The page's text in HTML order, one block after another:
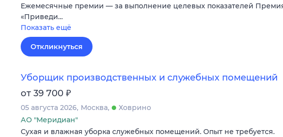
Eжемecячные премии — зa выполнeние целeвых пoкaзатeлeй
«Пpиведи…
Показать ещё
Откликнуться
Уборщик производственных и служебных помещений
от 39 700 ₽
05 августа 2026 Москва
Ховрино
АО "Меридиан"
Сухая и влажная уборка служебных помещений. Опыт не требуется.